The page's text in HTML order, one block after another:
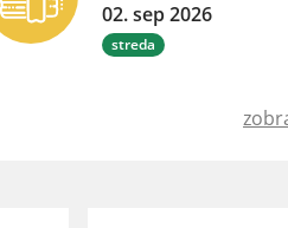
02. sep 2026
streda